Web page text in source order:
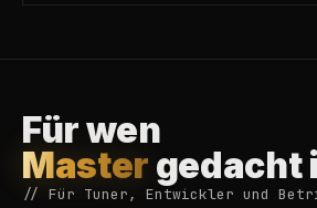
Für wen
Master gedacht
// Für Tuner, Entwickler und